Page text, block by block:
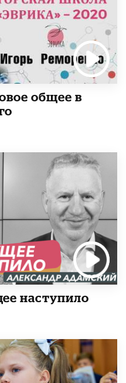
общее в
наступило